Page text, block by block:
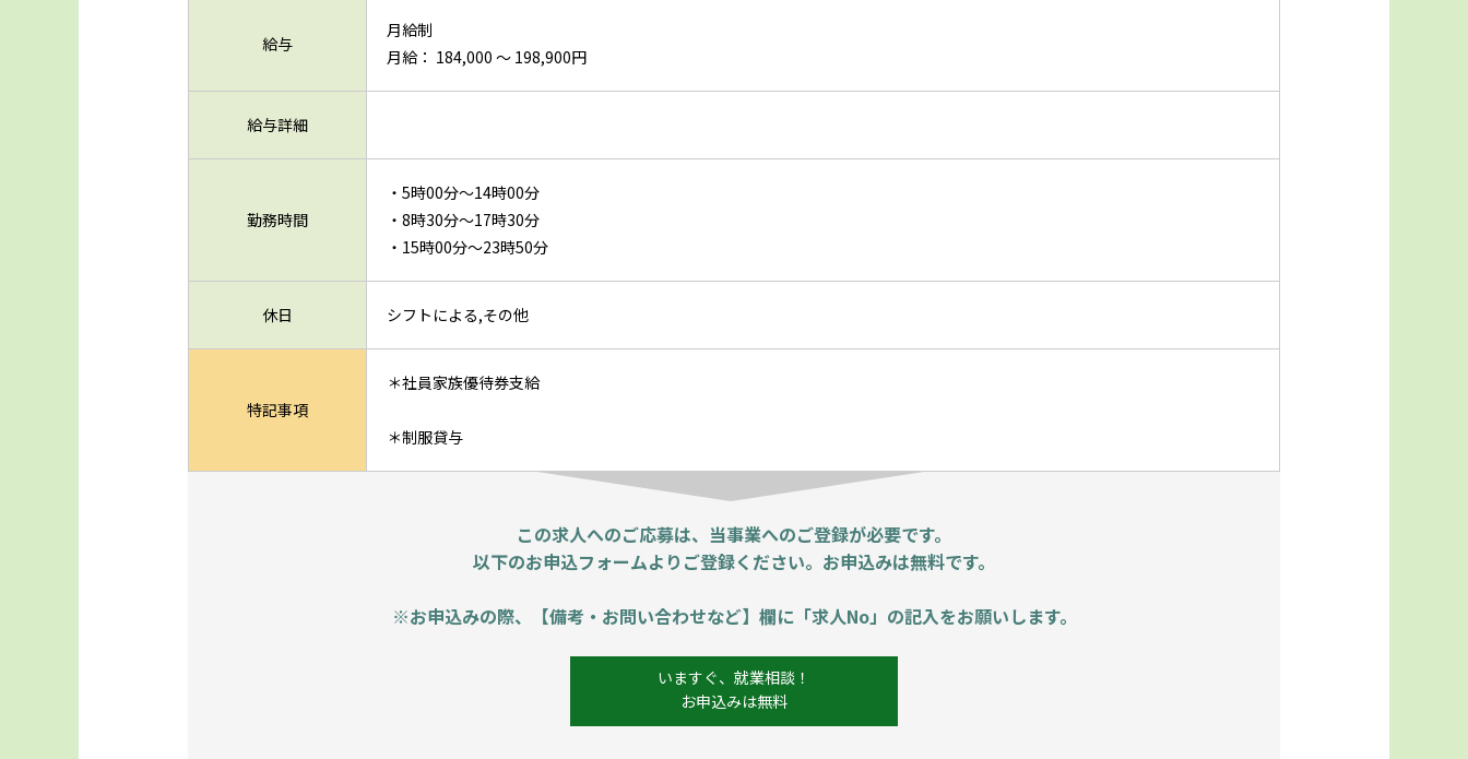
給与
月給制
月給： 184,000 〜 198,900円
給与詳細
勤務時間
・5時00分～14時00分
・8時30分～17時30分
・15時00分～23時50分
休日 シフトによる,その他
特記事項
＊社員家族優待券支給
＊制服貸与
この求人へのご応募は、当事業へのご登録が必要です。
以下のお申込フォームよりご登録ください。お申込みは無料です。
※お申込みの際、【備考・お問い合わせなど】欄に「求人No」の記入をお願いします。
いますぐ、就業相談！
お申込みは無料